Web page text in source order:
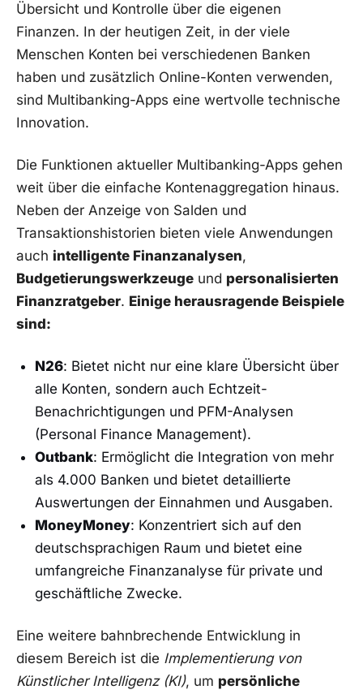
Übersicht und Kontrolle über die eigenen
Finanzen. In der heutigen Zeit, in der viele
Menschen Konten bei verschiedenen Banken
haben und zusätzlich Online-Konten verwenden,
sind Multibanking-Apps eine wertvolle technische
Innovation.
Die Funktionen aktueller Multibanking-Apps gehen
weit über die einfache Kontenaggregation hinaus.
Neben der Anzeige von Salden und
Transaktionshistorien bieten viele Anwendungen
auch intelligente Finanzanalysen,
Budgetierungswerkzeuge und personalisierten
Finanzratgeber. Einige herausragende Beispiele
sind:
N26: Bietet nicht nur eine klare Übersicht über
alle Konten, sondern auch Echtzeit-
Benachrichtigungen und PFM-Analysen
(Personal Finance Management).
Outbank: Ermöglicht die Integration von mehr
als 4.000 Banken und bietet detaillierte
Auswertungen der Einnahmen und Ausgaben.
MoneyMoney: Konzentriert sich auf den
deutschsprachigen Raum und bietet eine
umfangreiche Finanzanalyse für private und
geschäftliche Zwecke.
Eine weitere bahnbrechende Entwicklung in
diesem Bereich ist die Implementierung von
Künstlicher Intelligenz (KI), um persönliche